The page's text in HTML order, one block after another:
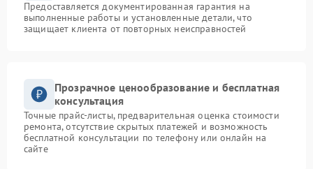
Предоставляется документированная гарантия на
выполненные работы и установленные детали, что
защищает клиента от повторных неисправностей
Прозрачное ценообразование и бесплатная
консультация
Точные прайс-листы, предварительная оценка стоимости
ремонта, отсутствие скрытых платежей и возможность
бесплатной консультации по телефону или онлайн на
сайте